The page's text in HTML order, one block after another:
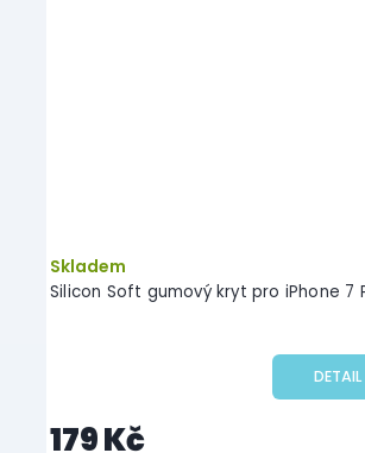
Silicon Soft gumový kryt pro iPhone 7
Skladem
179 Kč
DETAIL